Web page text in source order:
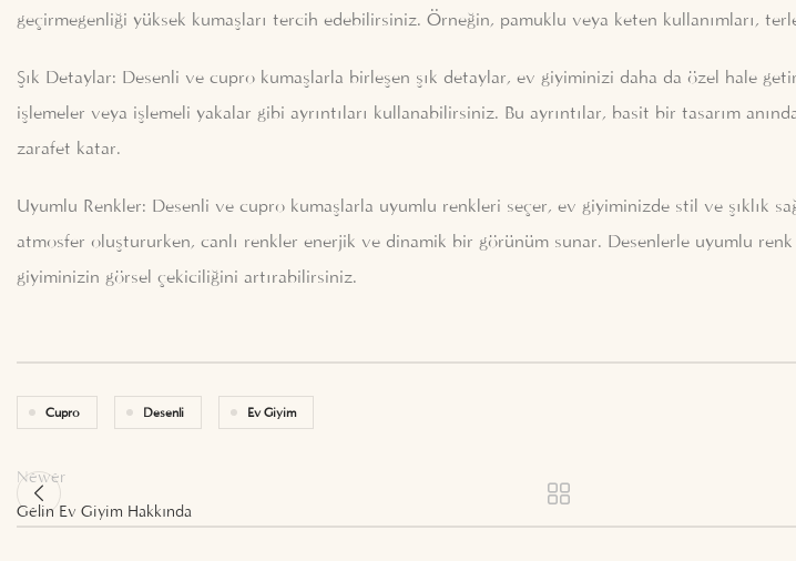
geçirmegenliği yüksek kumaşları tercih edebilirsiniz. Örneğin, pamuklu veya keten kullanımları,
Şık Detaylar: Desenli ve cupro kumaşlarla birleşen şık detaylar, ev giyiminizi daha da özel hale
işlemeler veya işlemeli yakalar gibi ayrıntıları kullanabilirsiniz. Bu ayrıntılar, basit bir tasarım
zarafet katar.
Uyumlu Renkler: Desenli ve cupro kumaşlarla uyumlu renkleri seçer, ev giyiminizde stil ve şıklık
atmosfer oluştururken, canlı renkler enerjik ve dinamik bir görünüm sunar. Desenlerle uyumlu
giyiminizin görsel çekiciliğini artırabilirsiniz.
Cupro Desenli Ev Giyim
Newer
Gelin Ev Giyim Hakkında